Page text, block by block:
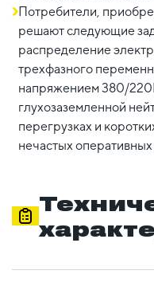
Потребители,
решают следующие
распределение
трехфазного
напряжением 380/
глухозаземленной
перегрузках и
нечастых